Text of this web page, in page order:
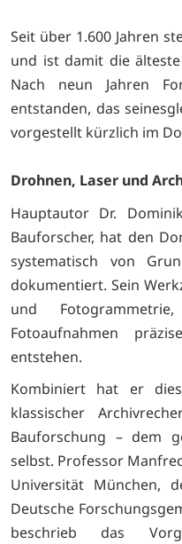
Seit über 1.600 Jahren
und ist damit die
Nach neun Jahren
entstanden, das
vorgestellt kürzlich im
Drohnen, Laser und
Hauptautor Dr.
Bauforscher, hat den
systematisch von
dokumentiert. Sein
und
Fotoaufnahmen
entstehen.
Kombiniert hat er
klassischer
Bauforschung – dem
selbst. Professor
Universität München,
Deutsche
beschrieb das